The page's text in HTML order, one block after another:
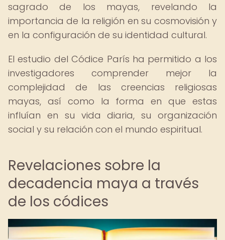
sagrado de los mayas, revelando la
importancia de la religión en su cosmovisión y
en la configuración de su identidad cultural.
El estudio del Códice París ha permitido a los
investigadores comprender mejor la
complejidad de las creencias religiosas
mayas, así como la forma en que estas
influían en su vida diaria, su organización
social y su relación con el mundo espiritual.
Revelaciones sobre la
decadencia maya a través
de los códices